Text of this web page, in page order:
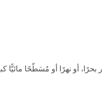
أو نهرًا أو مُسَطّحًا مائيًّا